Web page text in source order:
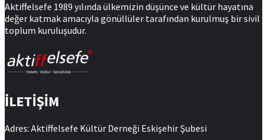
Aktiffelsefe 1989 yılında ülkemizin düşünce ve kültür hayatına
değer katmak amacıyla gönüllüler tarafından kurulmuş bir sivil
toplum kuruluşudur.
İLETİŞİM
Adres: Aktiffelsefe Kültür Derneği Eskişehir Şubesi